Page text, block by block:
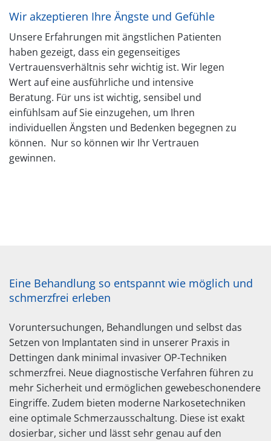
Wir akzeptieren Ihre Ängste und Gefühle
Unsere Erfahrungen mit ängstlichen Patienten
haben gezeigt, dass ein gegenseitiges
Vertrauensverhältnis sehr wichtig ist. Wir legen
Wert auf eine ausführliche und intensive
Beratung. Für uns ist wichtig, sensibel und
einfühlsam auf Sie einzugehen, um Ihren
individuellen Ängsten und Bedenken begegnen zu
können. Nur so können wir Ihr Vertrauen
gewinnen.
Eine Behandlung so entspannt wie möglich und
schmerzfrei erleben
Voruntersuchungen, Behandlungen und selbst das
Setzen von Implantaten sind in unserer Praxis in
Dettingen dank minimal invasiver OP-Techniken
schmerzfrei. Neue diagnostische Verfahren führen zu
mehr Sicherheit und ermöglichen gewebeschonendere
Eingriffe. Zudem bieten moderne Narkosetechniken
eine optimale Schmerzausschaltung. Diese ist exakt
dosierbar, sicher und lässt sehr genau auf den